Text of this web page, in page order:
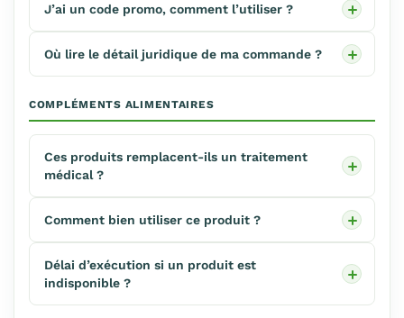
J’ai un code promo, comment l’utiliser ?
Où lire le détail juridique de ma commande ?
COMPLÉMENTS ALIMENTAIRES
Ces produits remplacent-ils un traitement
médical ?
Comment bien utiliser ce produit ?
Délai d’exécution si un produit est
indisponible ?